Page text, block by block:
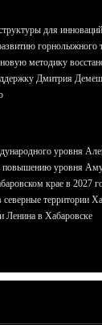
для инноваций
горнолыжного
методику
Дмитрия
уровня
повышению уровня
крае в 2027
территории
Ленина в Хабаровске